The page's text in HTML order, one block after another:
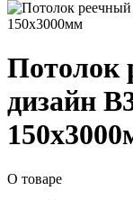
Потолок
дизайн
О товаре